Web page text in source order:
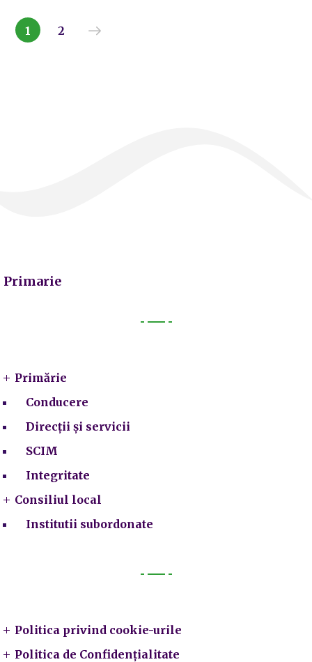
1 2
Primarie
Primărie
Conducere
Direcții și servicii
SCIM
Integritate
Consiliul local
Institutii subordonate
Politica privind cookie-urile
Politica de Confidențialitate